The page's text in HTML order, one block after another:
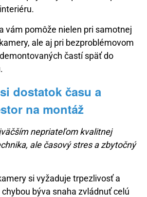
vám pomôže nielen pri samotnej
ale aj pri bezproblémovom
častí späť do
dostatok času a
na montáž
nepriateľom kvalitnej
ale časový stres a zbytočný
si vyžaduje trpezlivosť a
býva snaha zvládnuť celú